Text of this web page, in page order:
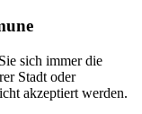
sich immer die
Stadt oder
akzeptiert werden.